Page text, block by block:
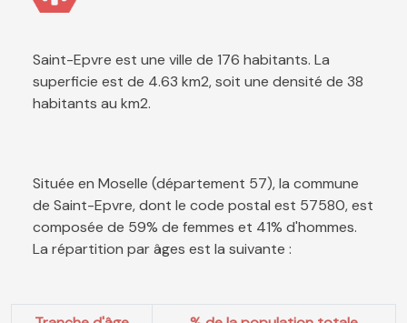
Saint-Epvre est une ville de 176 habitants. La
superficie est de 4.63 km2, soit une densité de 38
habitants au km2.
Située en Moselle (département 57), la commune
de Saint-Epvre, dont le code postal est 57580, est
composée de 59% de femmes et 41% d'hommes.
La répartition par âges est la suivante :